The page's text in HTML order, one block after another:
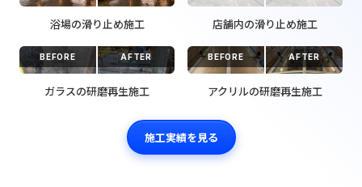
浴場の滑り止め施工 店舗内の滑り止め施工
BEFORE AFTER
ガラスの研磨再生施工
BEFORE AFTER
アクリルの研磨再生施工
施工実績を見る